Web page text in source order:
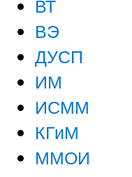
ВТ
ВЭ
ДУСП
ИМ
ИСММ
КГиМ
ММОИ